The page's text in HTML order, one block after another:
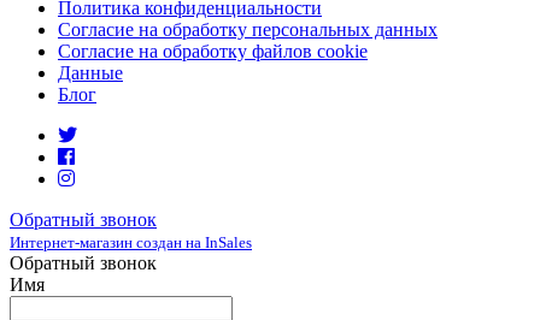
Политика конфиденциальности
Согласие на обработку персональных данных
Согласие на обработку файлов cookie
Данные
Блог
Обратный звонок
Интернет-магазин создан на InSales
Обратный звонок
Имя